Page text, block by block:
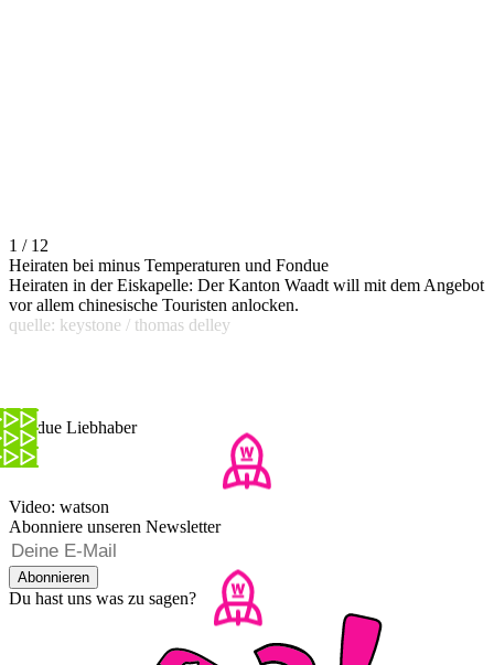
1 / 12
Heiraten bei minus Temperaturen und Fondue
Heiraten in der Eiskapelle: Der Kanton Waadt will mit dem Angebot
vor allem chinesische Touristen anlocken.
quelle: keystone / thomas delley
Fondue Liebhaber
Video: watson
Abonniere unseren Newsletter
Abonnieren
Du hast uns was zu sagen?